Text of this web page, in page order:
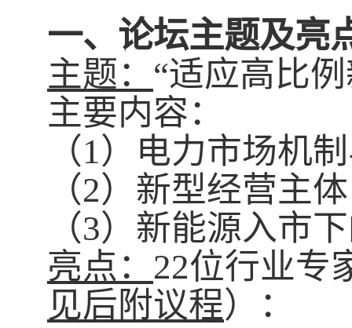
一、论坛主题及亮
主题： “适应高比
主要内容：
（1）电力市场机
（2）新型经营主
（3）新能源入市
亮点： 22位行业专
见后附议程）：